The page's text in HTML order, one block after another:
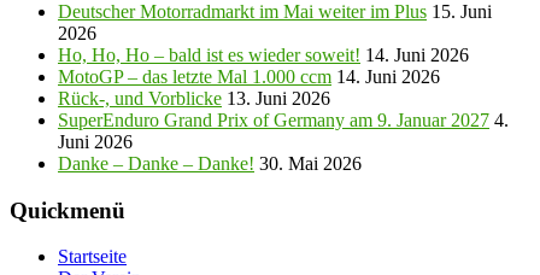
Deutscher Motorradmarkt im Mai weiter im Plus 15. Juni
2026
Ho, Ho, Ho – bald ist es wieder soweit! 14. Juni 2026
MotoGP – das letzte Mal 1.000 ccm 14. Juni 2026
Rück-, und Vorblicke 13. Juni 2026
SuperEnduro Grand Prix of Germany am 9. Januar 2027 4.
Juni 2026
Danke – Danke – Danke! 30. Mai 2026
Quickmenü
Startseite